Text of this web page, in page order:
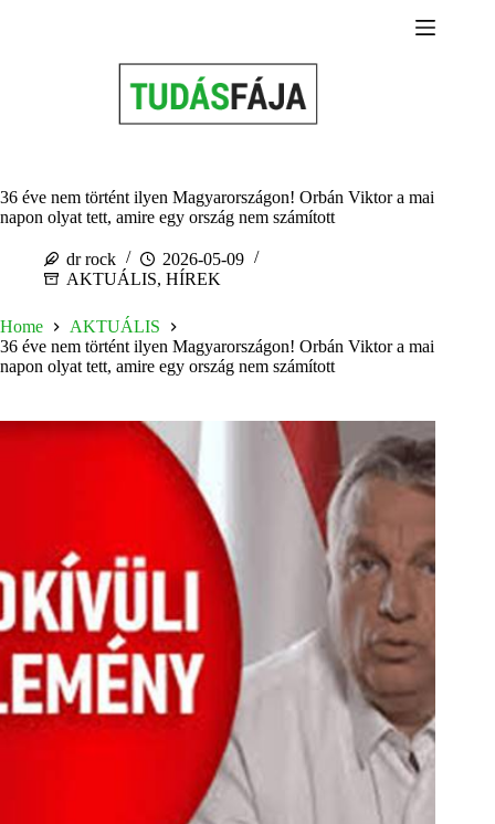
36 éve nem történt ilyen Magyarországon! Orbán Viktor a mai
napon olyat tett, amire egy ország nem számított
dr rock
2026-05-09
AKTUÁLIS, HÍREK
Home
AKTUÁLIS
36 éve nem történt ilyen Magyarországon! Orbán Viktor a mai
napon olyat tett, amire egy ország nem számított